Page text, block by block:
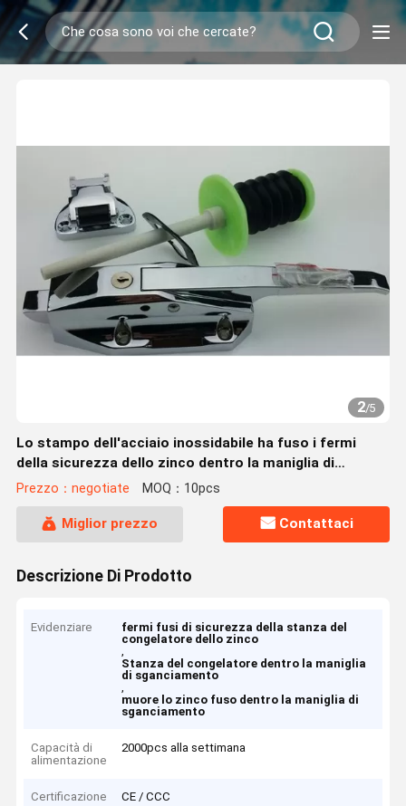
2/5
Lo stampo dell'acciaio inossidabile ha fuso i fermi
della sicurezza dello zinco dentro la maniglia di
sganciamento per la stanza del congelatore
Prezzo：negotiate MOQ：10pcs
Miglior prezzo Contattaci
Descrizione Di Prodotto
Evidenziare
fermi fusi di sicurezza della stanza del
congelatore dello zinco
,
Stanza del congelatore dentro la maniglia
di sganciamento
,
muore lo zinco fuso dentro la maniglia di
sganciamento
Capacità di
alimentazione
2000pcs alla settimana
Certificazione CE / CCC